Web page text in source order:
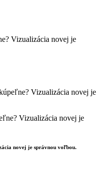
Vizualizácia novej je
Vizualizácia novej je
novej je správnou voľbou.